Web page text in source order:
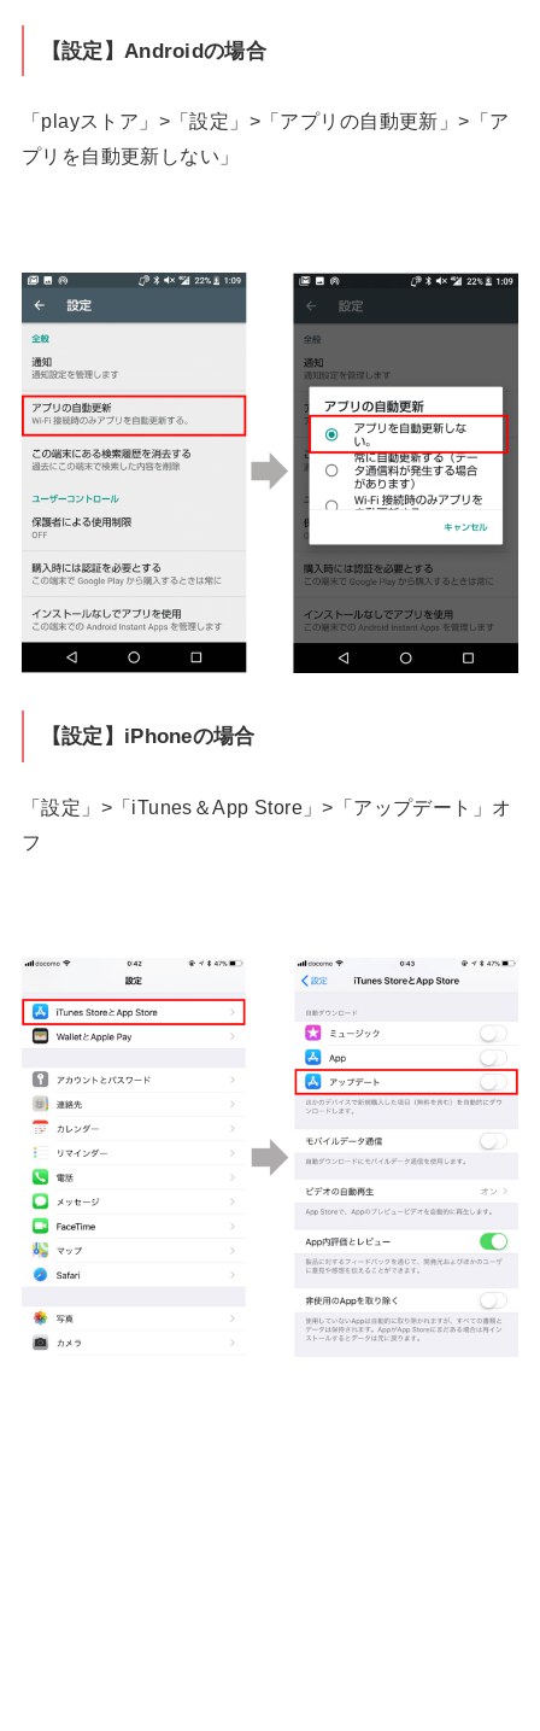
【設定】Androidの場合
「playストア」>「設定」>「アプリの自動更新」>「ア
プリを自動更新しない」
【設定】iPhoneの場合
「設定」>「iTunes＆App Store」>「アップデート」オ
フ